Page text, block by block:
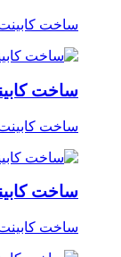
ساخت
ساخت
ساخت
ساخت
ساخت